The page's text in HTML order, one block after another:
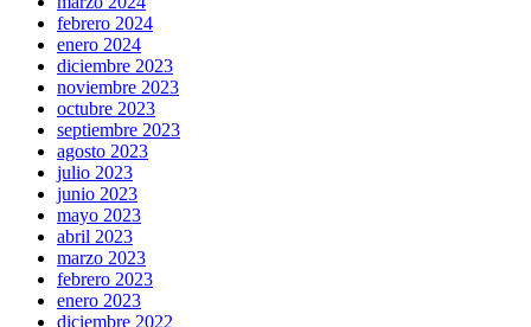
febrero 2024
enero 2024
diciembre 2023
noviembre 2023
octubre 2023
septiembre 2023
agosto 2023
julio 2023
junio 2023
mayo 2023
abril 2023
marzo 2023
febrero 2023
enero 2023
diciembre 2022